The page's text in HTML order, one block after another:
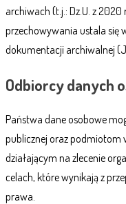
archiwach (t.j.: Dz.U. z 2020
przechowywania ustala się
dokumentacji archiwalnej
Odbiorcy danych
Państwa dane osobowe
publicznej oraz podmiotom
działającym na zlecenie
celach, które wynikają z
prawa.